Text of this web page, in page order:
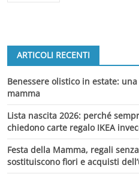
ARTICOLI RECENTI
Benessere olistico in estate:
mamma
Lista nascita 2026: perché
chiedono carte regalo IKEA
Festa della Mamma, regali
sostituiscono fiori e acquisti